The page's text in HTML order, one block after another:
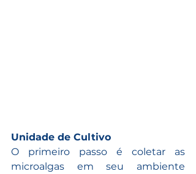
Unidade de Cultivo
O primeiro passo é coletar as
microalgas em seu ambiente